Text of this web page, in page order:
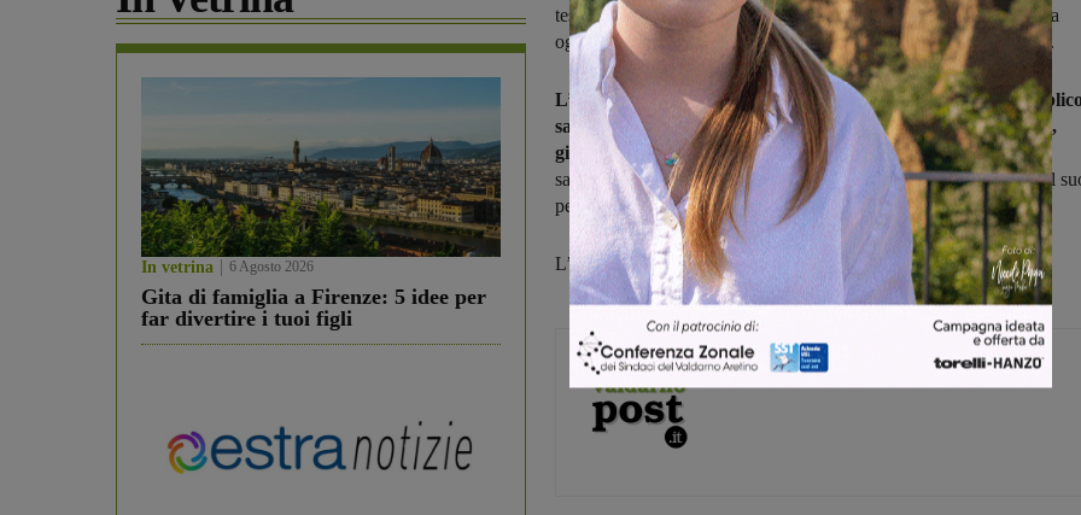
In vetrina 6 Agosto 2026
Gita di famiglia a Firenze: 5 idee per
far divertire i tuoi figli
testimonianza della lucida analisi politica di Matteotti, che rifiutava
ogni forma di dittatura e violenza, a prescindere dalla loro origine.
L’evento prevede un dibattito aperto, durante il quale il
sarà invitato a riflettere sull’attualità dei valori di democrazia,
giustizia sociale e solidarietà
che Matteotti ha difeso con il suo
sacrificio. In un periodo storico complesso come quello odierno, il
pensiero risulta quanto mai rilevante.
L’ingresso all’incontro è libero e gratuito.
Martina Giardi